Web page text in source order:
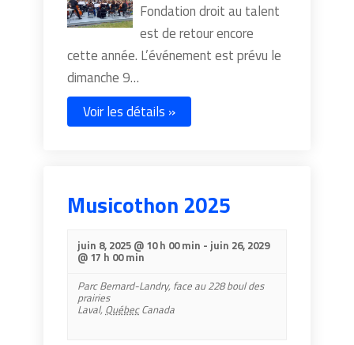
Fondation droit au talent
est de retour encore
cette année. L’événement est prévu le
dimanche 9…
Voir les détails »
Musicothon 2025
juin 8, 2025 @ 10 h 00 min - juin 26, 2029
@ 17 h 00 min
Parc Bernard-Landry, face au 228 boul des
prairies
Laval, Québec Canada